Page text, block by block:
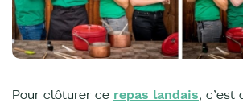
Pour clôturer ce repas landais, c’est